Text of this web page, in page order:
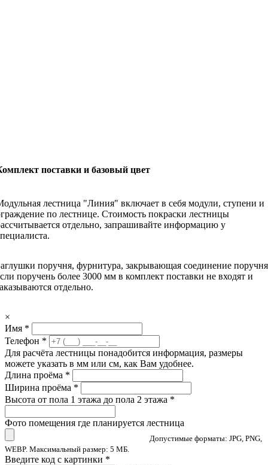
поставки и базовый цвет
лестница "Линия" включает в себя модули, ступени и
по лестнице. Стоимость покраски лестницы
отдельно, запрашивайте информацию у
поручня, фурнитура, закрывающая соединение
поручень более 3000 мм в комплект поставки не входят и
отдельно.
×
Имя *
Телефон *
Для расчёта лестницы понадобится информация, размеры
можете указать в мм или см, как Вам удобнее.
Длина проёма *
Ширина проёма *
Высота от пола 1 этажа до пола 2 этажа *
Фото помещения где планируется лестница
Допустимые форматы: JPG, PNG,
WEBP. Максимальный размер: 5 МБ.
Введите код с картинки *